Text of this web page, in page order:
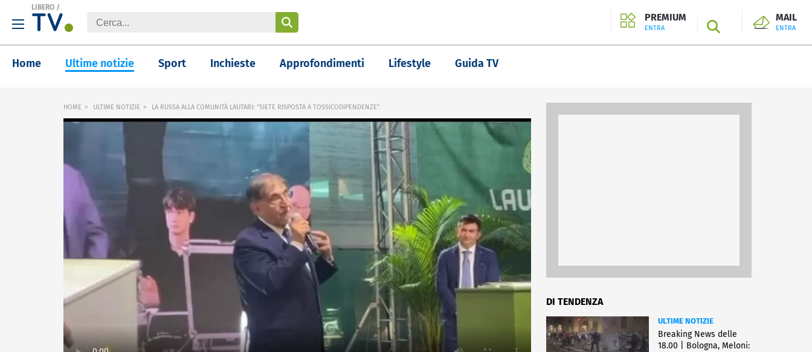
LIBERO /
PREMIUM
ENTRA SEARCH
MAIL
ENTRA
Home Ultime notizie Sport Inchieste Approfondimenti Lifestyle Guida TV
HOME ULTIME NOTIZIE LA RUSSA ALLA COMUNITÀ LAUTARI: "SIETE RISPOSTA A TOSSICODIPENDENZE"
DI TENDENZA
ULTIME NOTIZIE
Breaking News delle
18.00 | Bologna, Meloni: